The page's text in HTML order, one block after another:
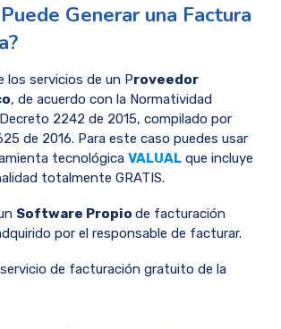
Generar una Factura
los servicios de un Proveedor
, de acuerdo con la Normatividad
2242 de 2015, compilado por
de 2016. Para este caso puedes usar
tecnológica VALUAL que incluye
totalmente GRATIS.
Software Propio de facturación
por el responsable de facturar.
de facturación gratuito de la